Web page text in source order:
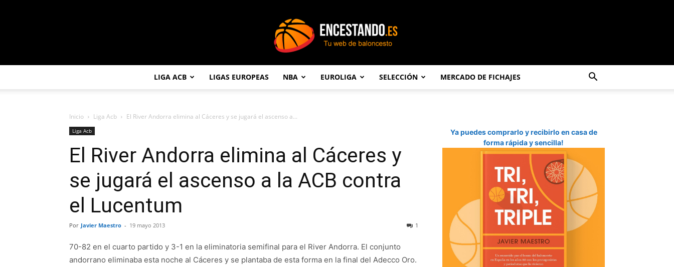
LIGA ACB LIGAS EUROPEAS NBA EUROLIGA SELECCIÓN MERCADO DE FICHAJES
Inicio Liga Acb El River Andorra elimina al Cáceres y se jugará el ascenso a...
Liga Acb
El River Andorra elimina al Cáceres y
se jugará el ascenso a la ACB contra
el Lucentum
Por Javier Maestro - 19 mayo 2013 1
70-82 en el cuarto partido y 3-1 en la eliminatoria semifinal para el River Andorra. El conjunto
andorrano eliminaba esta noche al Cáceres y se plantaba de esta forma en la final del Adecco Oro.
Ya puedes comprarlo y recibirlo en casa de
forma rápida y sencilla!